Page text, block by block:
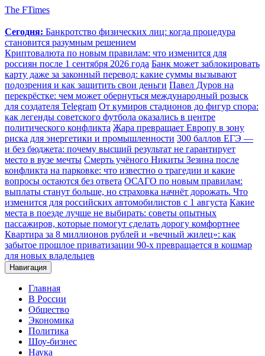
The FTimes
Сегодня: Банкротство физических лиц: когда процедура
становится разумным решением
Криптовалюта по новым правилам: что изменится для
россиян после 1 сентября 2026 года Банк может заблокировать
карту даже за законный перевод: какие суммы вызывают
подозрения и как защитить свои деньги Павел Дуров на
перекрёстке: чем может обернуться международный розыск
для создателя Telegram От кумиров стадионов до фигур спора:
как легенды советского футбола оказались в центре
политического конфликта Жара превращает Европу в зону
риска для энергетики и промышленности 300 баллов ЕГЭ —
и без бюджета: почему высший результат не гарантирует
место в вузе мечты Смерть учёного Никиты Зезина после
конфликта на парковке: что известно о трагедии и какие
вопросы остаются без ответа ОСАГО по новым правилам:
выплаты станут больше, но страховка начнёт дорожать. Что
изменится для российских автомобилистов с 1 августа Какие
места в поезде лучше не выбирать: советы опытных
пассажиров, которые помогут сделать дорогу комфортнее
Квартира за 8 миллионов рублей и «вечный жилец»: как
забытое прошлое приватизации 90-х превращается в кошмар
для новых владельцев
Навигация
Главная
В России
Общество
Экономика
Политика
Шоу-бизнес
Наука